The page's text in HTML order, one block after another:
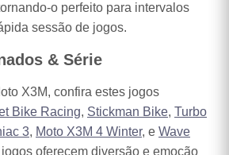
o perfeito para intervalos
sessão de jogos.
& Série
X3M, confira estes jogos
Bike Racing, Stickman Bike, Turbo
3, Moto X3M 4 Winter, e Wave
oferecem diversão e emoção